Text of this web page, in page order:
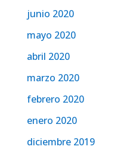
junio 2020
mayo 2020
abril 2020
marzo 2020
febrero 2020
enero 2020
diciembre 2019